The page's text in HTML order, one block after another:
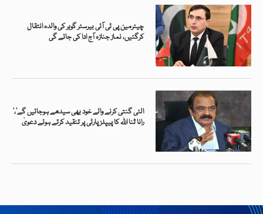
چیئرمین پی ٹی آئی بیرسٹر گوہر کی والدہ انتقال
کرگئیں، نماز جنازہ آج ادا کی جائے گی
’الٹی گنتی کرنے والے خود بھی سیدھے ہوجائیں گے‘،
رانا ثنا اللہ کا پیپلز پارٹی پر تنقید کرتے ہوئے دعویٰ